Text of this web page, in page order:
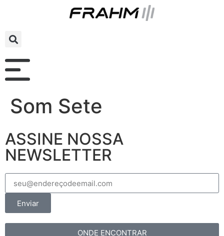
Som Sete
ASSINE NOSSA
NEWSLETTER
Enviar
ONDE ENCONTRAR